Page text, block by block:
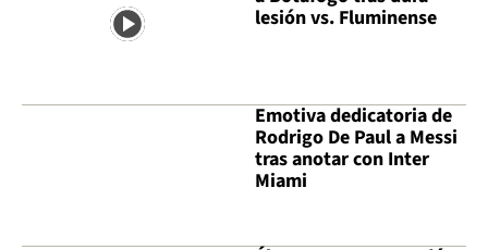
lesión vs. Fluminense
Emotiva dedicatoria de
Rodrigo De Paul a Messi
tras anotar con Inter
Miami